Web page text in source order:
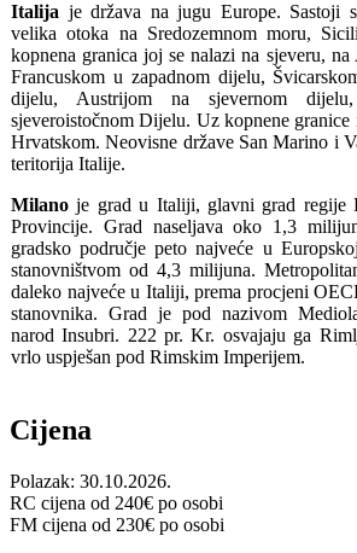
Italija je država na jugu Europe. Sastoji
velika otoka na Sredozemnom moru,
kopnena granica joj se nalazi na sjeveru,
Francuskom u zapadnom dijelu,
dijelu, Austrijom na sjevernom
sjeveroistočnom Dijelu. Uz kopnene
Hrvatskom. Neovisne države San Marino i
teritorija Italije.
Milano je grad u Italiji, glavni grad regije
Provincije. Grad naseljava oko 1,3
gradsko područje peto najveće u
stanovništvom od 4,3 milijuna.
daleko najveće u Italiji, prema procjeni
stanovnika. Grad je pod nazivom
narod Insubri. 222 pr. Kr. osvajaju ga
vrlo uspješan pod Rimskim Imperijem.
Cijena
Polazak: 30.10.2026.
RC cijena od 240€ po osobi
FM cijena od 230€ po osobi